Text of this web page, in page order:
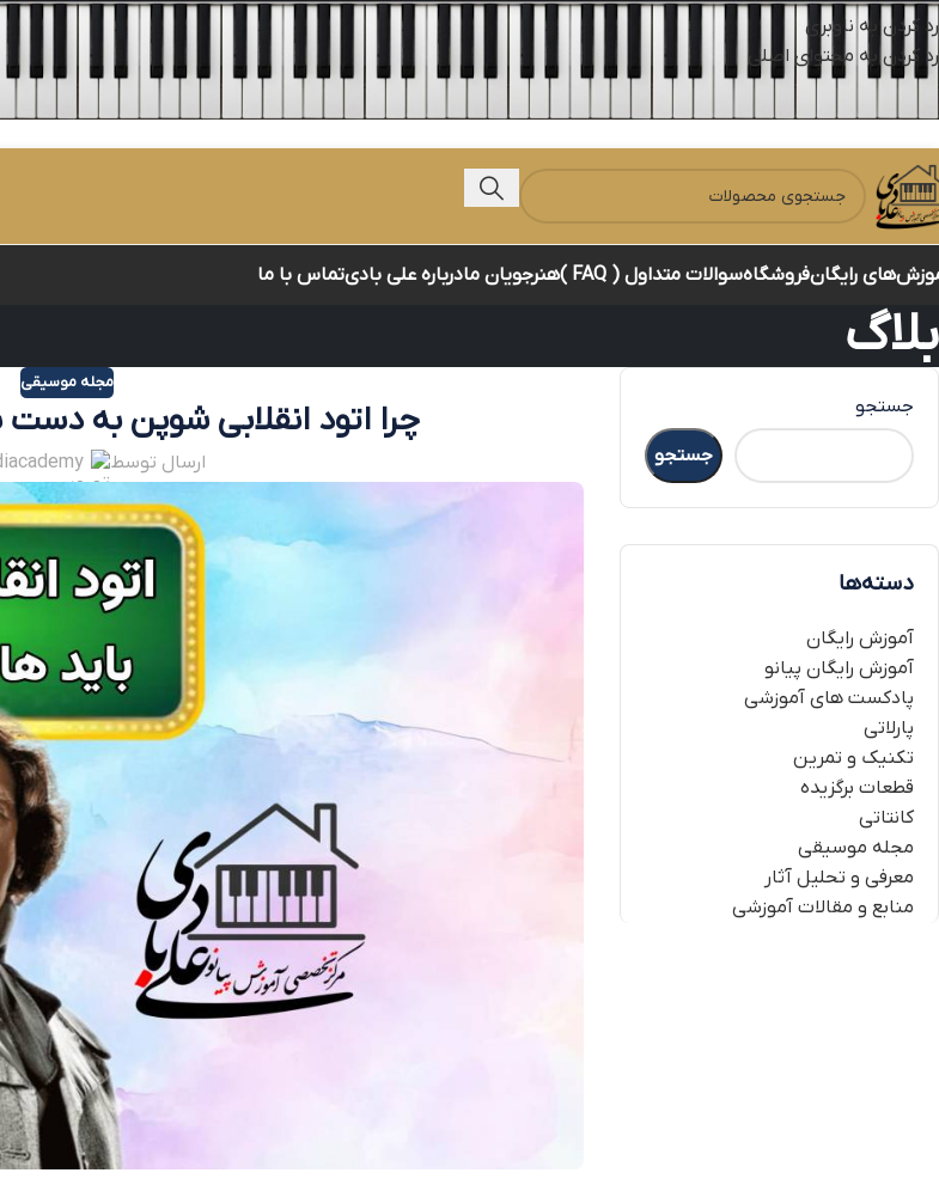
رد کردن به ناوبری
رد کردن به محتوای اصلی
رایگانفروشگاهسوالات متداول ( FAQ ) هنرجویان مادرباره علی بادیتماس با ما
بلاگ
جستجو
جستجو
دسته‌ها
آموزش رایگان
آموزش رایگان پیانو
پادکست های آموزشی
پارلاتی
تکنیک و تمرین
قطعات برگزیده
کانتاتی
مجله موسیقی
معرفی و تحلیل آثار
منابع و مقالات آموزشی
مجله موسیقی
چرا اتود انقلابی شوپن به دست
ارسال توسط